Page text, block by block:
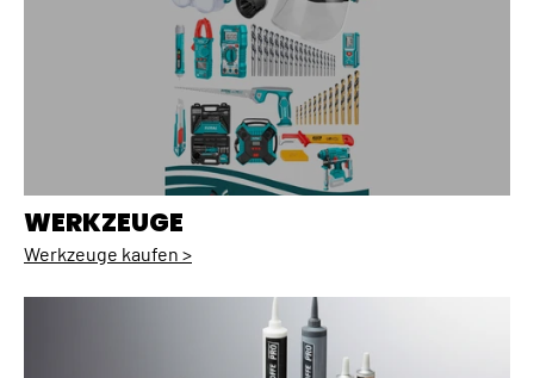
WERKZEUGE
Werkzeuge kaufen >